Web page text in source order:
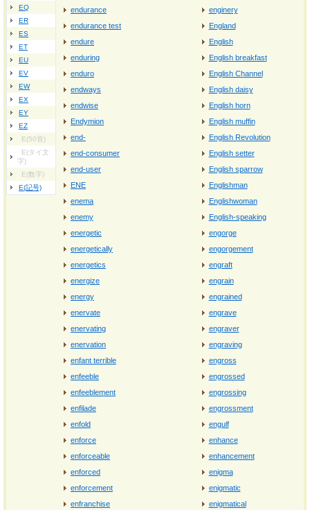
EQ
ER
ES
ET
EU
EV
EW
EX
EY
EZ
E(50音)
E(タイ文
字)
E(数字)
E(記号)
endurance
endurance test
endure
enduring
enduro
endways
endwise
Endymion
end‐
end‐consumer
end‐user
ENE
enema
enemy
energetic
energetically
energetics
energize
energy
enervate
enervating
enervation
enfant terrible
enfeeble
enfeeblement
enfilade
enfold
enforce
enforceable
enforced
enforcement
enfranchise
enginery
England
English
English breakfast
English Channel
English daisy
English horn
English muffin
English Revolution
English setter
English sparrow
Englishman
Englishwoman
English‐speaking
engorge
engorgement
engraft
engrain
engrained
engrave
engraver
engraving
engross
engrossed
engrossing
engrossment
engulf
enhance
enhancement
enigma
enigmatic
enigmatical